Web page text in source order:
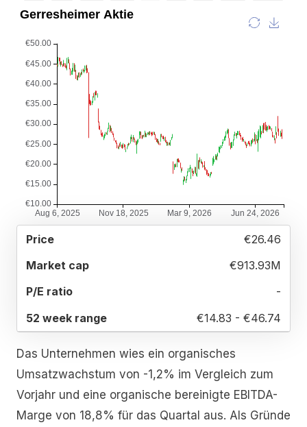
RANGE
€26.46
€913.93M
-
€14.83 - €46.74
Das Unternehmen wies ein organisches
Umsatzwachstum von -1,2% im Vergleich zum
Vorjahr und eine organische bereinigte EBITDA-
Marge von 18,8% für das Quartal aus. Als Gründe